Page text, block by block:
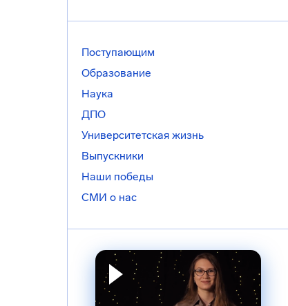
Поступающим
Образование
Наука
ДПО
Университетская жизнь
Выпускники
Наши победы
СМИ о нас